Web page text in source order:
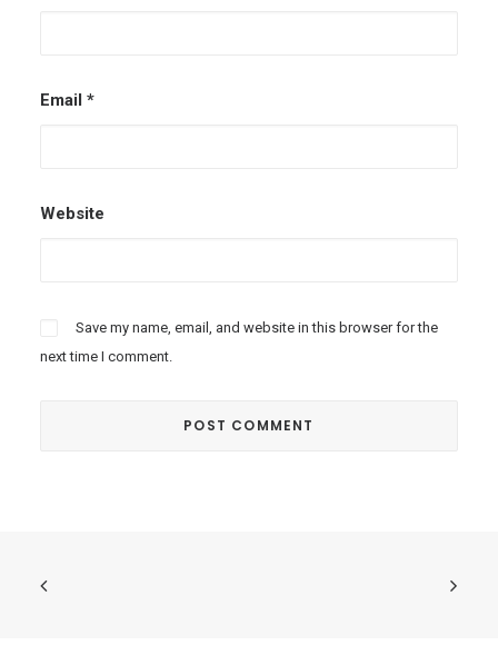
Email *
Website
Save my name, email, and website in this browser for the
next time I comment.